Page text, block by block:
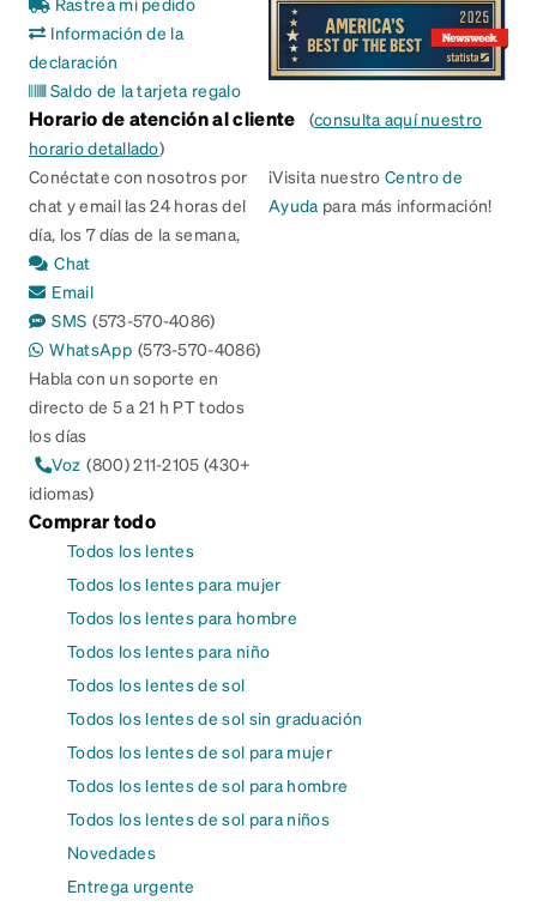
Información de la
declaración
Saldo de la tarjeta regalo
Horario de atención al cliente (consulta aquí nuestro
horario detallado)
Conéctate con nosotros por
chat y email las 24 horas del
día, los 7 días de la semana,
Chat
Email
SMS (573-570-4086)
WhatsApp (573-570-4086)
Habla con un soporte en
directo de 5 a 21 h PT todos
los días
Voz (800) 211-2105 (430+
idiomas)
¡Visita nuestroCentro de
Ayuda para más información!
Comprar todo
Todos los lentes
Todos los lentes para mujer
Todos los lentes para hombre
Todos los lentes para niño
Todos los lentes de sol
Todos los lentes de sol sin graduación
Todos los lentes de sol para mujer
Todos los lentes de sol para hombre
Todos los lentes de sol para niños
Novedades
Entrega urgente